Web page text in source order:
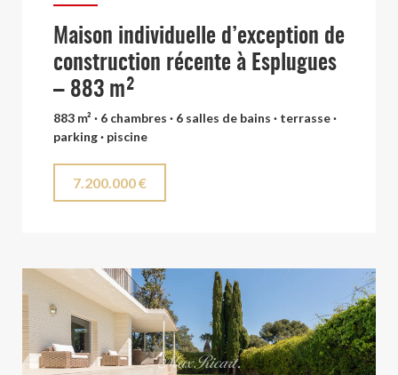
Maison individuelle d’exception de
construction récente à Esplugues
– 883 m²
883 m² · 6 chambres · 6 salles de bains · terrasse ·
parking · piscine
7.200.000 €